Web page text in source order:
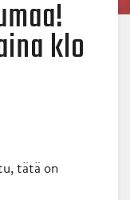
klo
tätä on